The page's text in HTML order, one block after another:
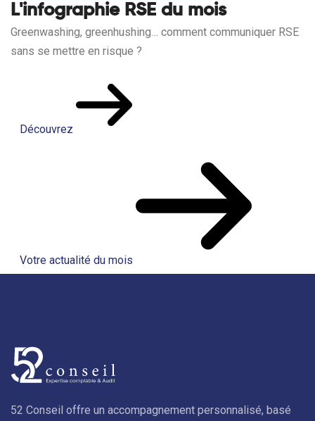
L'infographie RSE du mois
Greenwashing, greenhushing… comment communiquer RSE
sans se mettre en risque ?
Découvrez
Votre actualité du mois
52 Conseil offre un accompagnement personnalisé, basé